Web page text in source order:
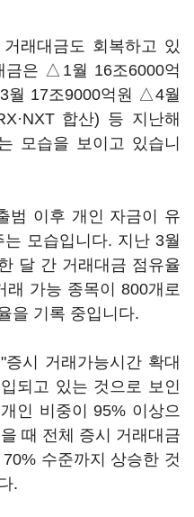
래대금도 회복하고 있
금은 △1월 16조6000억
17조9000억원 △4월
합산) 등 지난해
모습을 보이고 있습니
범 이후 개인 자금이 유
모습입니다. 지난 3월
달 간 거래대금 점유율
래 가능 종목이 800개로
을 기록 중입니다.
시 거래가능시간 확대
되고 있는 것으로 보인
인 비중이 95% 이상으
때 전체 증시 거래대금
수준까지 상승한 것
.